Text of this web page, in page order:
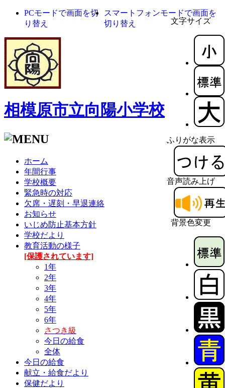
文字サイズ
ふりがな表示
音声読み上げ
背景色変更
PCモードで画面を切
り替え
スマートフォンモードで画面を
切り替え
相模原市立向陽小学校
ホーム
年間行事
学校概要
緊急時の対応
欠席・遅刻・早退連絡
お知らせ
いじめ防止基本方針
学校だより
教育活動の様子
[保護されています]
1年
2年
3年
4年
5年
6年
さつき級
今日の給食
全体
今日の給食
献立・給食だより
保健だより